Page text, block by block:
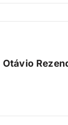
Otávio